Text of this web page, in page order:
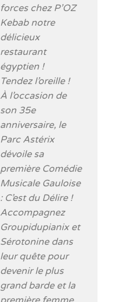
forces chez P’OZ
Kebab notre
délicieux
restaurant
égyptien !
Tendez l’oreille !
À l’occasion de
son 35e
anniversaire, le
Parc Astérix
dévoile sa
première Comédie
Musicale Gauloise
: C’est du Délire !
Accompagnez
Groupidupianix et
Sérotonine dans
leur quête pour
devenir le plus
grand barde et la